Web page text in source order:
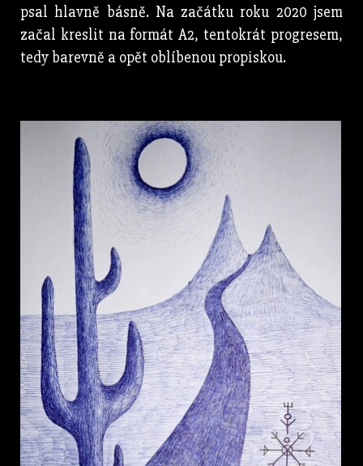
psal hlavně básně. Na začátku roku 2020 jsem
začal kreslit na formát A2, tentokrát progresem,
tedy barevně a opět oblíbenou propiskou.